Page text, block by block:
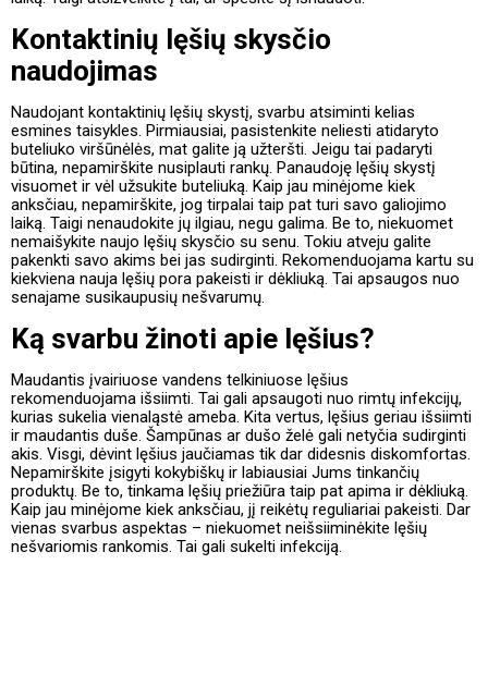
Kontaktinių lęšių skysčio
naudojimas
Naudojant kontaktinių lęšių skystį, svarbu atsiminti kelias
esmines taisykles. Pirmiausiai, pasistenkite neliesti atidaryto
buteliuko viršūnėlės, mat galite ją užteršti. Jeigu tai padaryti
būtina, nepamirškite nusiplauti rankų. Panaudoję lęšių skystį
visuomet ir vėl užsukite buteliuką. Kaip jau minėjome kiek
anksčiau, nepamirškite, jog tirpalai taip pat turi savo galiojimo
laiką. Taigi nenaudokite jų ilgiau, negu galima. Be to, niekuomet
nemaišykite naujo lęšių skysčio su senu. Tokiu atveju galite
pakenkti savo akims bei jas sudirginti. Rekomenduojama kartu su
kiekviena nauja lęšių pora pakeisti ir dėkliuką. Tai apsaugos nuo
senajame susikaupusių nešvarumų.
Ką svarbu žinoti apie lęšius?
Maudantis įvairiuose vandens telkiniuose lęšius
rekomenduojama išsiimti. Tai gali apsaugoti nuo rimtų infekcijų,
kurias sukelia vienaląstė ameba. Kita vertus, lęšius geriau išsiimti
ir maudantis duše. Šampūnas ar dušo želė gali netyčia sudirginti
akis. Visgi, dėvint lęšius jaučiamas tik dar didesnis diskomfortas.
Nepamirškite įsigyti kokybiškų ir labiausiai Jums tinkančių
produktų. Be to, tinkama lęšių priežiūra taip pat apima ir dėkliuką.
Kaip jau minėjome kiek anksčiau, jį reikėtų reguliariai pakeisti. Dar
vienas svarbus aspektas – niekuomet neišsiiminėkite lęšių
nešvariomis rankomis. Tai gali sukelti infekciją.